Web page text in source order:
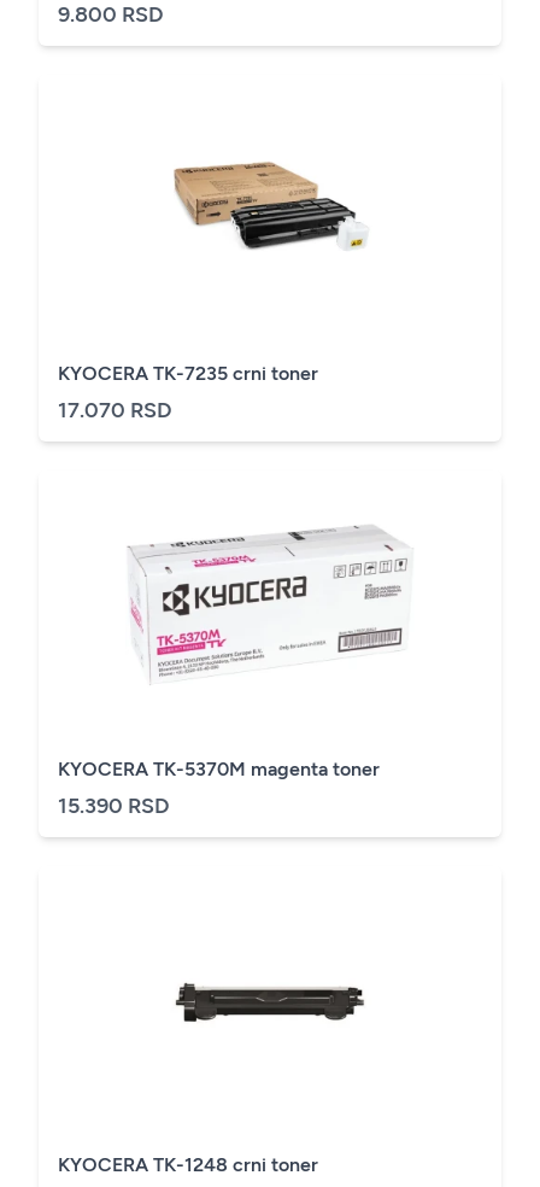
9.800 RSD
KYOCERA TK-7235 crni toner
17.070 RSD
KYOCERA TK-5370M magenta toner
15.390 RSD
KYOCERA TK-1248 crni toner